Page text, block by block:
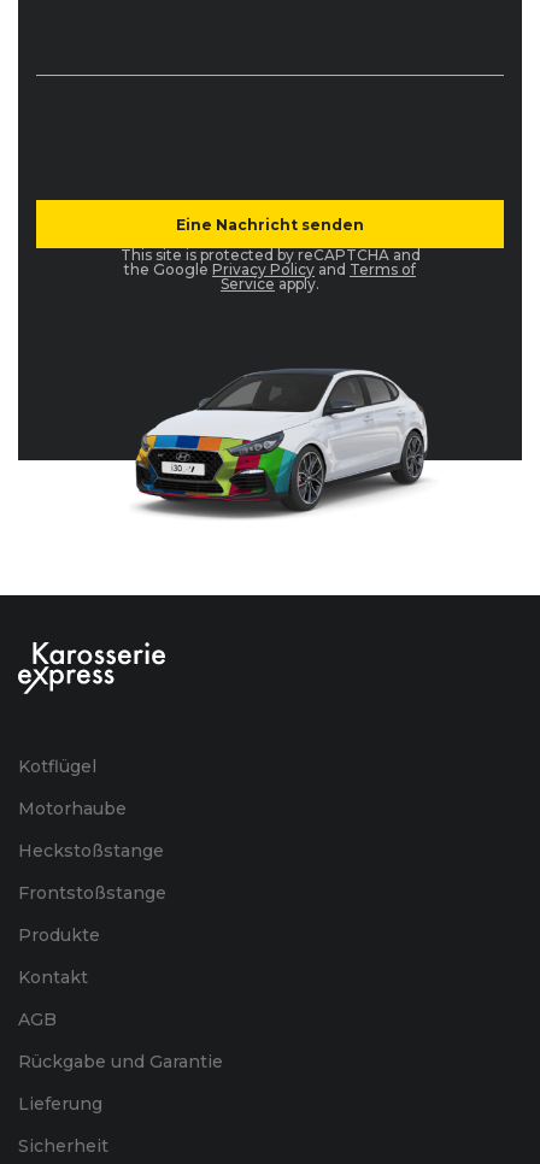
This site is protected by reCAPTCHA and
the Google Privacy Policy and Terms of
Service apply.
Kotflügel
Motorhaube
Heckstoßstange
Frontstoßstange
Produkte
Kontakt
AGB
Rückgabe und Garantie
Lieferung
Sicherheit